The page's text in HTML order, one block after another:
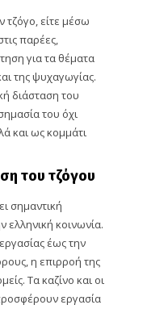
τζόγο, είτε μέσω
παρέες,
για τα θέματα
της ψυχαγωγίας.
διάσταση του
του όχι
και ως κομμάτι
του τζόγου
σημαντική
ελληνική κοινωνία.
έως την
η επιρροή της
Τα καζίνο και οι
εργασία